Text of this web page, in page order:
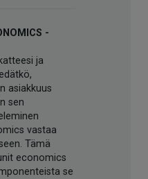
-
ja
asiakkuus
sen
vastaa
Tämä
economics
se